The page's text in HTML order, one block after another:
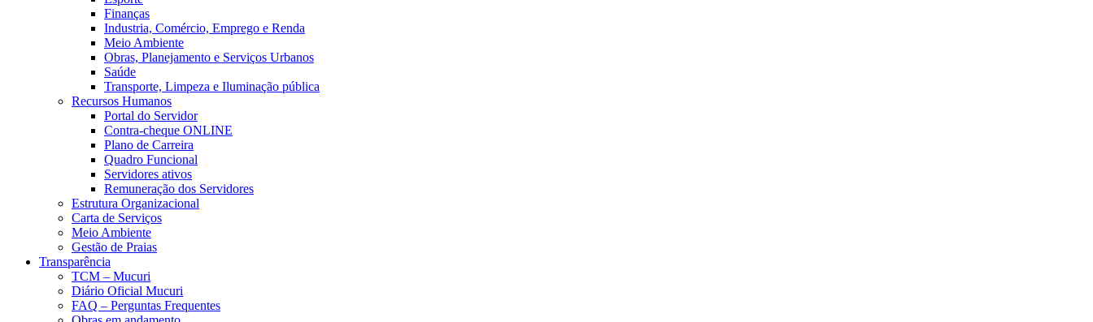
Finanças
Industria, Comércio, Emprego e Renda
Meio Ambiente
Obras, Planejamento e Serviços Urbanos
Saúde
Transporte, Limpeza e Iluminação pública
Recursos Humanos
Portal do Servidor
Contra-cheque ONLINE
Plano de Carreira
Quadro Funcional
Servidores ativos
Remuneração dos Servidores
Estrutura Organizacional
Carta de Serviços
Meio Ambiente
Gestão de Praias
Transparência
TCM – Mucuri
Diário Oficial Mucuri
FAQ – Perguntas Frequentes